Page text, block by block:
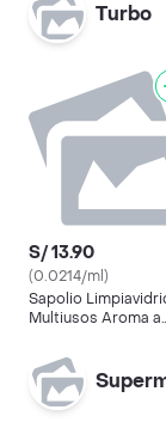
Turbo
S/ 13.90
(0.0214/ml)
Sapolio
Multiusos Aroma a